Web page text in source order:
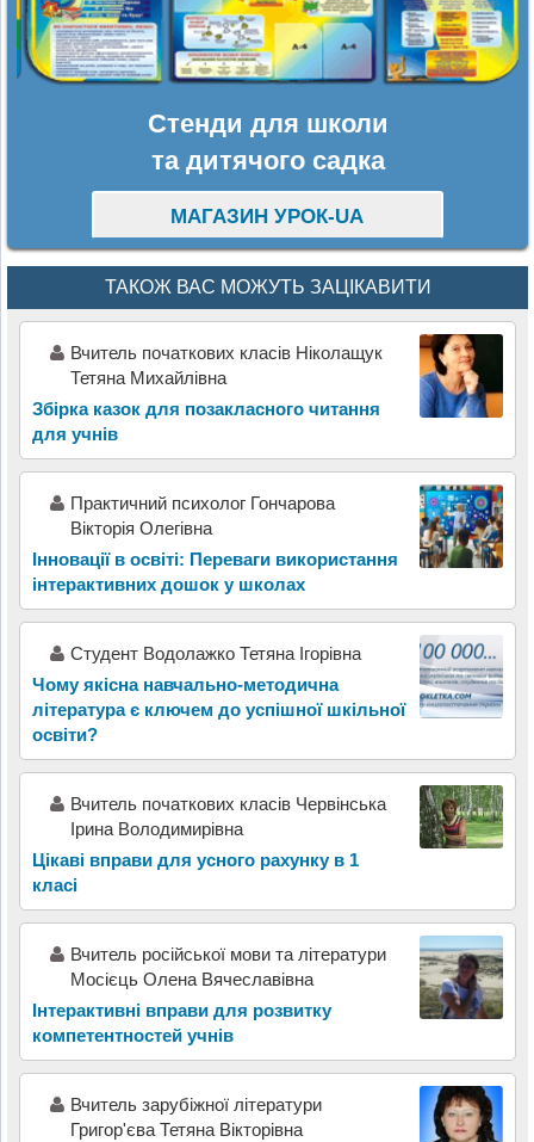
Стенди для школи
та дитячого садка
МАГАЗИН УРОК-UA
ТАКОЖ ВАС МОЖУТЬ ЗАЦІКАВИТИ
Вчитель початкових класів Ніколащук
Тетяна Михайлівна
Збірка казок для позакласного читання
для учнів
Практичний психолог Гончарова
Вікторія Олегівна
Інновації в освіті: Переваги використання
інтерактивних дошок у школах
Студент Водолажко Тетяна Ігорівна
Чому якісна навчально-методична
література є ключем до успішної шкільної
освіти?
Вчитель початкових класів Червінська
Ірина Володимирівна
Цікаві вправи для усного рахунку в 1
класі
Вчитель російської мови та літератури
Мосієць Олена Вячеславівна
Інтерактивні вправи для розвитку
компетентностей учнів
Вчитель зарубіжної літератури
Григор'єва Тетяна Вікторівна